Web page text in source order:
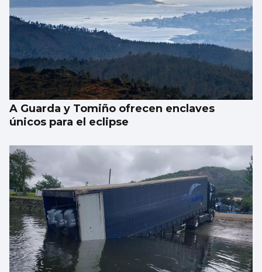
A Guarda y Tomiño ofrecen enclaves
únicos para el eclipse